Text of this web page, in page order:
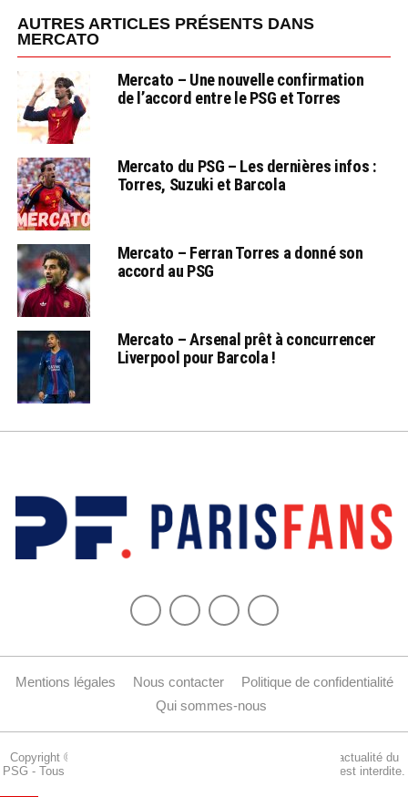
AUTRES ARTICLES PRÉSENTS DANS
MERCATO
Mercato – Une nouvelle confirmation
de l’accord entre le PSG et Torres
Mercato du PSG – Les dernières infos :
Torres, Suzuki et Barcola
Mercato – Ferran Torres a donné son
accord au PSG
Mercato – Arsenal prêt à concurrencer
Liverpool pour Barcola !
Mentions légales Nous contacter
Politique de confidentialité
Qui sommes-nous
Copyright © 2015-2024 Parisfans.fr, 1er site amateur dédié à l'actualité du
PSG - Tous les droits sont réservés. La reproduction de ce site est interdite.